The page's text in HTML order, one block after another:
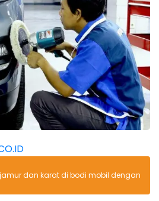
dan karat di bodi mobil dengan